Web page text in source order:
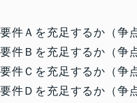
件Ａを充足するか（争
件Ｂを充足するか（争
件Ｃを充足するか（争
件Ｄを充足するか（争